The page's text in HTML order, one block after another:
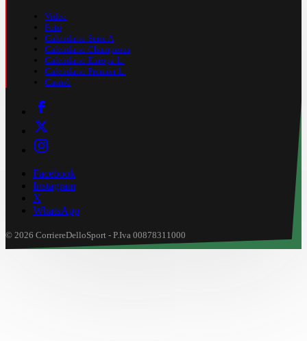
Video
Foto
Calendario Serie A
Calendario Champions
Calendario Europa L.
Calendario Premier L.
Casinò
Facebook
Instagram
X
WhatsApp
© 2026 CorriereDelloSport - P.Iva 00878311000